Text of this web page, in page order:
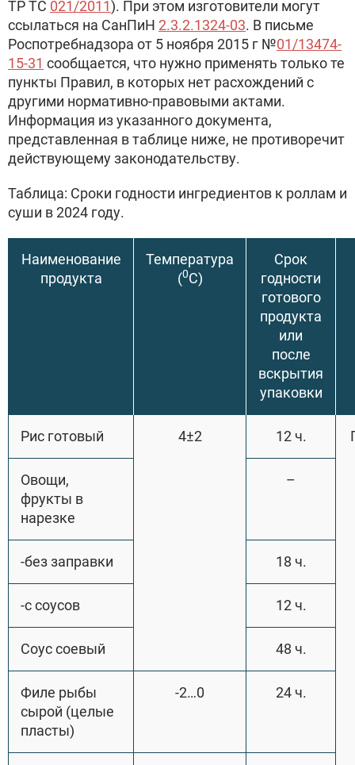
ТР ТС 021/2011). При этом изготовители могут
ссылаться на СанПиН 2.3.2.1324-03. В письме
Роспотребнадзора от 5 ноября 2015 г №01/13474-
15-31 сообщается, что нужно применять только те
пункты Правил, в которых нет расхождений с
другими нормативно-правовыми актами.
Информация из указанного документа,
представленная в таблице ниже, не противоречит
действующему законодательству.
Таблица: Сроки годности ингредиентов к роллам и
суши в 2024 году.
Наименование
продукта
Температура
(0С)
Срок
годности
готового
продукта
или
после
вскрытия
упаковки
Рис готовый 4±2 12 ч.
Овощи,
фрукты в
нарезке
–
-без заправки 18 ч.
-с соусов 12 ч.
Соус соевый 48 ч.
Филе рыбы
сырой (целые
пласты)
-2…0 24 ч.